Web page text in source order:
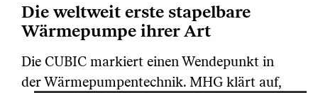
Die weltweit erste stapelbare
Wärmepumpe ihrer Art
Die CUBIC markiert einen Wendepunkt in
der Wärmepumpentechnik. MHG klärt auf,